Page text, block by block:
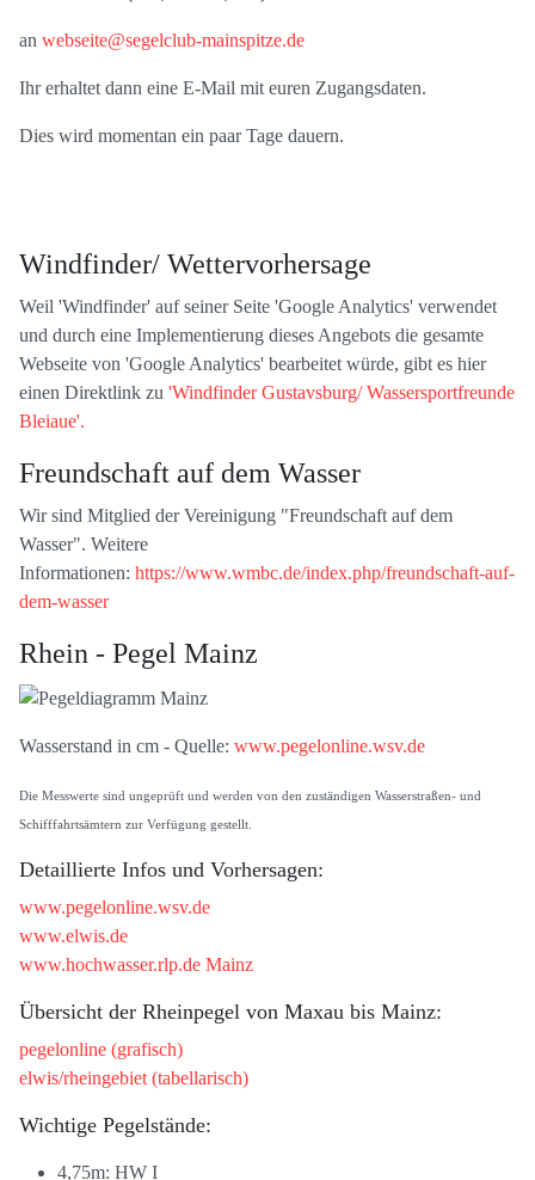
an webseite@segelclub-mainspitze.de
Ihr erhaltet dann eine E-Mail mit euren Zugangsdaten.
Dies wird momentan ein paar Tage dauern.
Windfinder/ Wettervorhersage
Weil 'Windfinder' auf seiner Seite 'Google Analytics' verwendet
und durch eine Implementierung dieses Angebots die gesamte
Webseite von 'Google Analytics' bearbeitet würde, gibt es hier
einen Direktlink zu 'Windfinder Gustavsburg/ Wassersportfreunde
Bleiaue'.
Freundschaft auf dem Wasser
Wir sind Mitglied der Vereinigung "Freundschaft auf dem
Wasser". Weitere
Informationen: https://www.wmbc.de/index.php/freundschaft-auf-
dem-wasser
Rhein - Pegel Mainz
Wasserstand in cm - Quelle: www.pegelonline.wsv.de
Die Messwerte sind ungeprüft und werden von den zuständigen Wasserstraßen- und
Schifffahrtsämtern zur Verfügung gestellt.
Detaillierte Infos und Vorhersagen:
www.pegelonline.wsv.de
www.elwis.de
www.hochwasser.rlp.de Mainz
Übersicht der Rheinpegel von Maxau bis Mainz:
pegelonline (grafisch)
elwis/rheingebiet (tabellarisch)
Wichtige Pegelstände:
4,75m: HW I